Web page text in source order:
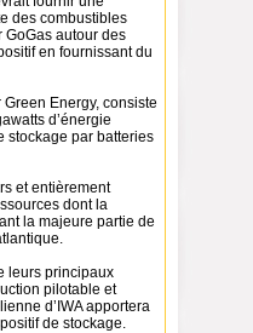
des combustibles
GoGas autour des
en fournissant du
Energy, consiste
d’énergie
stockage par batteries
et entièrement
dont la
la majeure partie de
leurs principaux
pilotable et
d’IWA apportera
de stockage.